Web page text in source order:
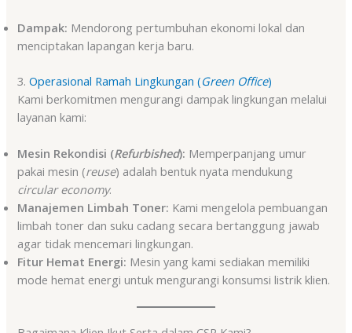
Dampak: Mendorong pertumbuhan ekonomi lokal dan
menciptakan lapangan kerja baru.
3.Operasional Ramah Lingkungan (Green Office)
Kami berkomitmen mengurangi dampak lingkungan melalui
layanan kami:
Mesin Rekondisi (Refurbished): Memperpanjang umur
pakai mesin (reuse) adalah bentuk nyata mendukung
circular economy.
Manajemen Limbah Toner: Kami mengelola pembuangan
limbah toner dan suku cadang secara bertanggung jawab
agar tidak mencemari lingkungan.
Fitur Hemat Energi: Mesin yang kami sediakan memiliki
mode hemat energi untuk mengurangi konsumsi listrik klien.